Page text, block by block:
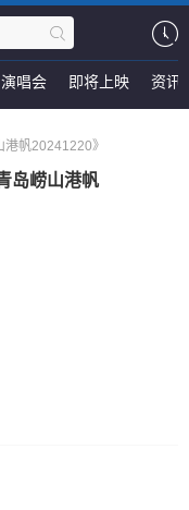
演唱会 即将上映 资讯
港帆20241220》
岛崂山港帆